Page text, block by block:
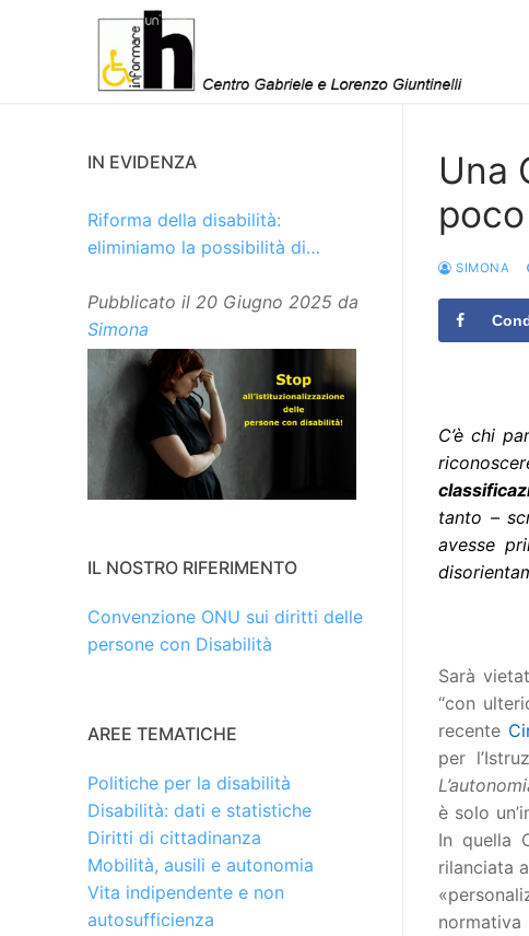
Una
SIMONA
C’è chi
tanto –
avesse
Sarà
“con
recente
per
è solo
In quella
rilanciata
normativa
IN EVIDENZA
Riforma della disabilità:
eliminiamo la possibilità di
Pubblicato il 20 Giugno 2025 da
Simona
IL NOSTRO RIFERIMENTO
Convenzione ONU sui diritti delle
persone con Disabilità
AREE TEMATICHE
Politiche per la disabilità
Disabilità: dati e statistiche
Diritti di cittadinanza
Mobilità, ausili e autonomia
Vita indipendente e non
autosufficienza